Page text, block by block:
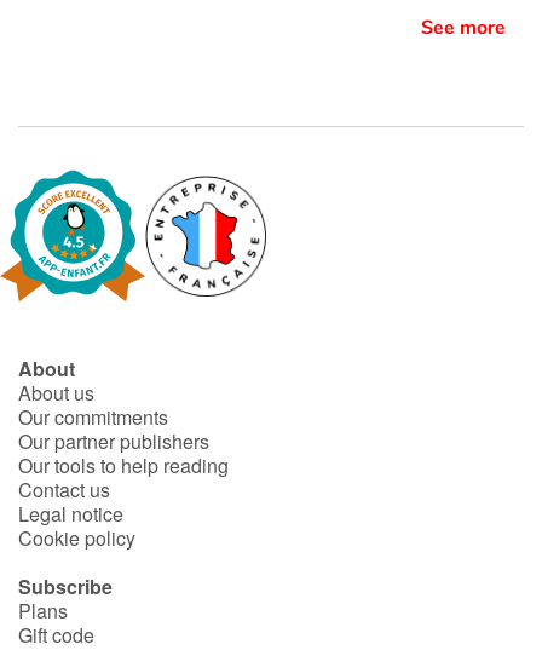
See more
About
About us
Our commitments
Our partner publishers
Our tools to help reading
Contact us
Legal notice
Cookie policy
Subscribe
Plans
Gift code